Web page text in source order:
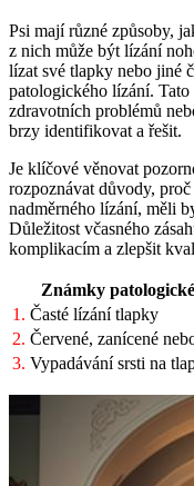
Psi mají různé způsoby,
z nich může být lízání
lízat své tlapky nebo jiné
patologického lízání.
zdravotních problémů
brzy identifikovat a řešit.
Je klíčové věnovat
rozpoznávat důvody,
nadměrného lízání, měli
Důležitost včasného
komplikacím a zlepšit
Známky
1. Časté lízání tlapky
2. Červené, zanícené
3. Vypadávání srsti na